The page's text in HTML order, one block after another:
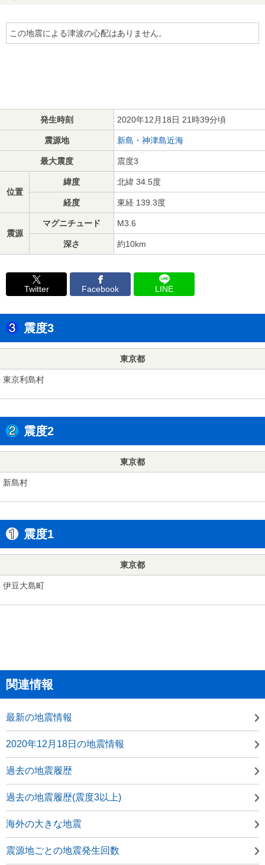
この地震による津波の心配はありません。
発生時刻 2020年12月18日 21時39分頃
震源地 新島・神津島近海
最大震度 震度3
位置
緯度 北緯 34.5度
経度 東経 139.3度
震源
マグニチュード M3.6
深さ 約10km
Twitter Facebook LINE
震度3
東京都
東京利島村
震度2
東京都
新島村
震度1
東京都
伊豆大島町
関連情報
最新の地震情報
2020年12月18日の地震情報
過去の地震履歴
過去の地震履歴(震度3以上)
海外の大きな地震
震源地ごとの地震発生回数